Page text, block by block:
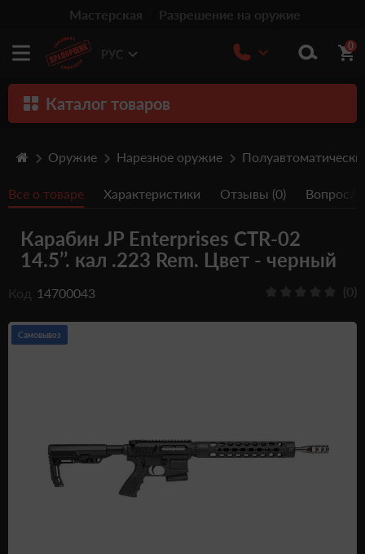
Мастерская Разрешение на оружие
РУС
0
Каталог товаров
Травматическое оружие
Пистолеты
Оптика
Тюнинг
Аксессуары
Подарочные Сертификати
Оружие Нарезное оружие
Все о товаре Характеристики Отзывы (0) Вопрос/
Карабин JP Enterprises CTR-02
14.5’’. кал .223 Rem. Цвет - черный
Код 14700043 (0)
Самовывоз